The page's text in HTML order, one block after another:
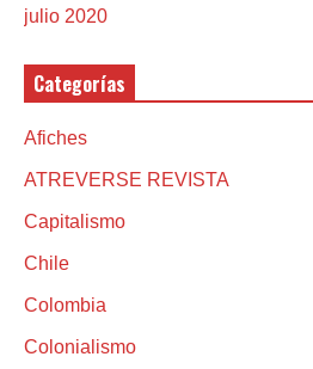
julio 2020
Categorías
Afiches
ATREVERSE REVISTA
Capitalismo
Chile
Colombia
Colonialismo